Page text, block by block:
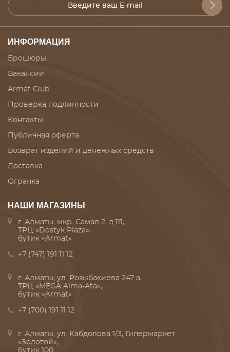
ИНФОРМАЦИЯ
Брошюры
Вакансии
Armat Club
Проверка подлинности
Контакты
Публичная оферта
Возврат изделий и денежных средств
Доставка
Огранка
НАШИ МАГАЗИНЫ
г. Алматы, мкр. Самал 2, д.111,
ТРЦ «Dostyk Plaza»,
бутик «Armat»
+7 (747) 191 11 12
г. Алматы, ул. Розыбакиева 247 а,
ТРЦ «MEGA Alma-Ata»,
бутик «Armat»
+7 (700) 191 11 12
г. Алматы, ул. Кабдолова 1/3, Гипермаркет
«Золотой»,
бутик 100